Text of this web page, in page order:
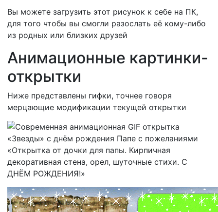
Вы можете загрузить этот рисунок к себе на ПК,
для того чтобы вы смогли разослать её кому-либо
из родных или близких друзей
Анимационные картинки-
открытки
Ниже представлены гифки, точнее говоря
мерцающие модификации текущей открытки